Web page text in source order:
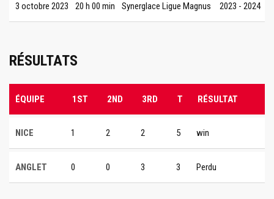
3 octobre 2023 20 h 00 min Synerglace Ligue Magnus 2023 - 2024
RÉSULTATS
ÉQUIPE 1ST 2ND 3RD T RÉSULTAT
NICE 1 2 2 5 win
ANGLET 0 0 3 3 Perdu